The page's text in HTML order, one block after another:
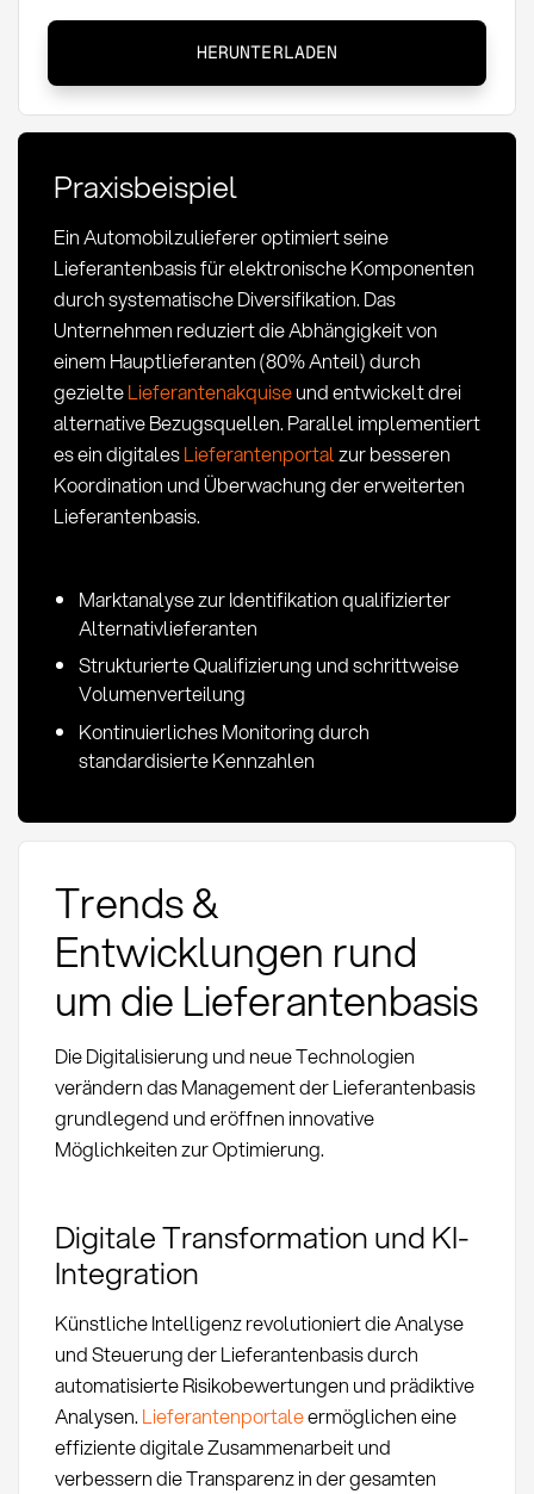
Lieferantenbasis:
Definition,
Management
und
HERUNTERLADEN
Praxisbeispiel
Ein Automobilzulieferer optimiert seine
Lieferantenbasis für elektronische Komponenten
durch systematische Diversifikation. Das
Unternehmen reduziert die Abhängigkeit von
einem Hauptlieferanten (80% Anteil) durch
gezielteLieferantenakquiseund entwickelt drei
alternative Bezugsquellen. Parallel implementiert
es ein digitalesLieferantenportalzur besseren
Koordination und Überwachung der erweiterten
Lieferantenbasis.
Marktanalyse zur Identifikation qualifizierter
Alternativlieferanten
Strukturierte Qualifizierung und schrittweise
Volumenverteilung
Kontinuierliches Monitoring durch
standardisierte Kennzahlen
Trends &
Entwicklungen rund
um die Lieferantenbasis
Die Digitalisierung und neue Technologien
verändern das Management der Lieferantenbasis
grundlegend und eröffnen innovative
Möglichkeiten zur Optimierung.
Digitale Transformation und KI-
Integration
Künstliche Intelligenz revolutioniert die Analyse
und Steuerung der Lieferantenbasis durch
automatisierte Risikobewertungen und prädiktive
Analysen. Lieferantenportaleermöglichen eine
effiziente digitale Zusammenarbeit und
verbessern die Transparenz in der gesamten